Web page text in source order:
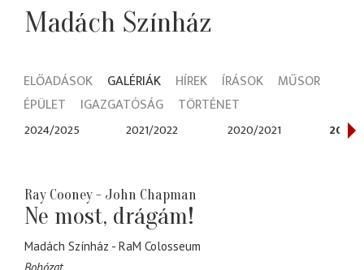
Madách Színház
ELŐADÁSOK GALÉRIÁK HÍREK ÍRÁSOK
MŰSOR
ÉPÜLET
IGAZGATÓSÁG TÖRTÉNET
2024/2025 2021/2022 2020/2021
Ray Cooney - John Chapman
Ne most, drágám!
Madách Színház
RaM Colosseum